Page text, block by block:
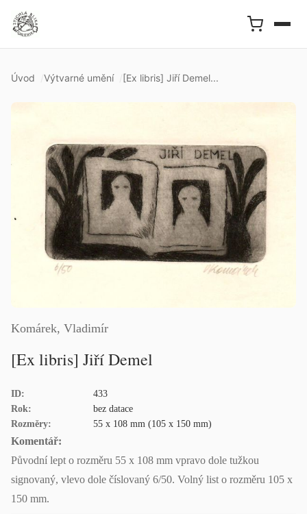
Úvod Výtvarné umění [Ex libris] Jiří Demel...
Komárek, Vladimír
[Ex libris] Jiří Demel
ID:
433
Rok:
bez datace
Rozměry:
55 x 108 mm (105 x 150 mm)
Komentář:
Původní lept o rozměru 55 x 108 mm vpravo dole tužkou
signovaný, vlevo dole číslovaný 6/50. Volný list o rozměru 105 x
150 mm.